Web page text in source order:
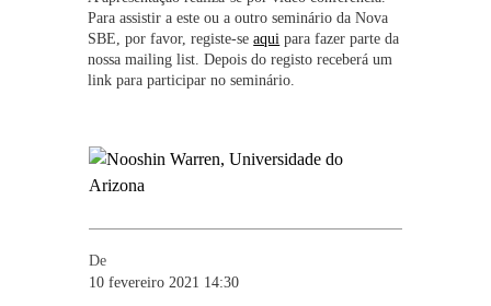
Para assistir a este ou a outro seminário da Nova
SBE, por favor, registe-seaqui para fazer parte da
nossa mailing list. Depois do registo receberá um
link para participar no seminário.
De
10 fevereiro 2021 14:30